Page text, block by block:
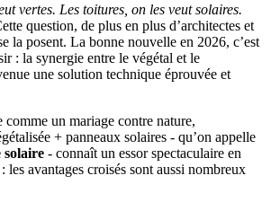
vertes. Les toitures, on les veut solaires.
question, de plus en plus d’architectes et
la posent. La bonne nouvelle en 2026, c’est
: la synergie entre le végétal et le
une solution technique éprouvée et
comme un mariage contre nature,
+ panneaux solaires - qu’on appelle
solaire - connaît un essor spectaculaire en
les avantages croisés sont aussi nombreux